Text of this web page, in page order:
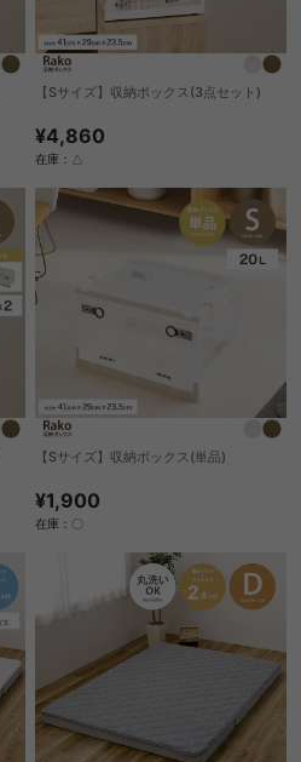
【Sサイズ】収納ボックス(3点セット)
¥4,860
在庫：△
【Sサイズ】収納ボックス(単品)
¥1,900
在庫：〇